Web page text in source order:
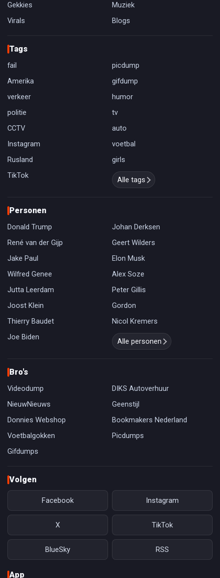
Gekkies
Muziek
Virals
Blogs
Tags
fail
picdump
Amerika
gifdump
verkeer
humor
politie
tv
CCTV
auto
Instagram
voetbal
Rusland
girls
TikTok
Alle tags
Personen
Donald Trump
Johan Derksen
René van der Gijp
Geert Wilders
Jake Paul
Elon Musk
Wilfred Genee
Alex Soze
Jutta Leerdam
Peter Gillis
Joost Klein
Gordon
Thierry Baudet
Nicol Kremers
Joe Biden
Alle personen
Bro's
Videodump
DIKS Autoverhuur
NieuwNieuws
Geenstijl
Donnies Webshop
Bookmakers Nederland
Voetbalgokken
Picdumps
Gifdumps
Volgen
Facebook Instagram
X TikTok
BlueSky RSS
App